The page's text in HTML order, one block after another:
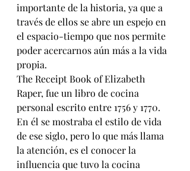
importante de la historia, ya que a
través de ellos se abre un espejo en
el espacio-tiempo que nos permite
poder acercarnos aún más a la vida
propia.
The Receipt Book of Elizabeth
Raper, fue un libro de cocina
personal escrito entre 1756 y 1770.
En él se mostraba el estilo de vida
de ese siglo, pero lo que más llama
la atención, es el conocer la
influencia que tuvo la cocina